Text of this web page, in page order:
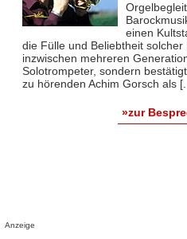
einen
die Fülle und Beliebtheit solcher
inzwischen mehreren
Solotrompeter, sondern
zu hörenden Achim Gorsch als
»zur
Anzeige